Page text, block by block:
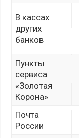
В кассах
других
банков
Пункты
сервиса
«Золотая
Корона»
Почта
России